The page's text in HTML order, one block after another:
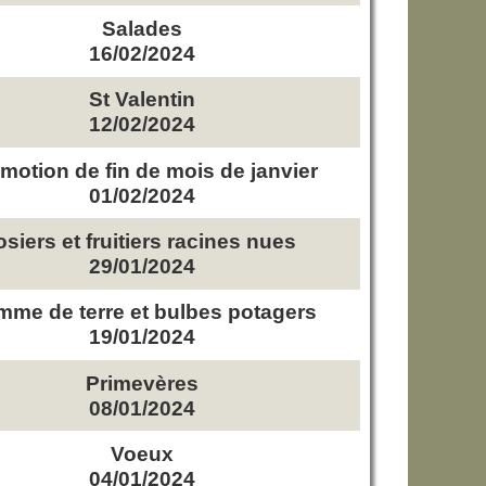
Salades
16/02/2024
St Valentin
12/02/2024
de fin de mois de janvier
01/02/2024
et fruitiers racines nues
29/01/2024
de terre et bulbes potagers
19/01/2024
Primevères
08/01/2024
Voeux
04/01/2024